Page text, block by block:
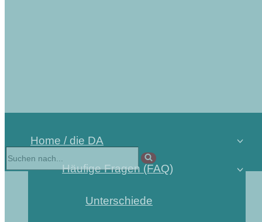
Home / die DA
Häufige Fragen (FAQ)
Unterschiede